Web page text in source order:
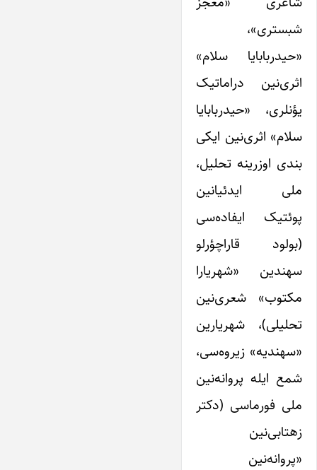
شبستری»،
«حیدربابایا سلام»
اثری‌نین دراماتیک
یؤنلری، «حیدربابایا
سلام» اثری‌نین ایکی
بندی اوزرینه تحلیل،
ملی ایدئیانین
پوئتیک ایفاده‌سی
(بولود قاراچؤرلو
سهندین «شهریارا
مکتوب» شعری‌نین
تحلیلی)، شهریارین
«سهندیه» زیروه‌سی،
شمع ایله پروانه‌نین
ملی فورماسی (دکتر
زهتابی‌نین
«پروانه‌نین